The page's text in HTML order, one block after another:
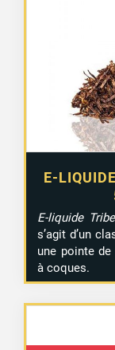
E-
E-liquide
s’agit d’un
une pointe
à coques.